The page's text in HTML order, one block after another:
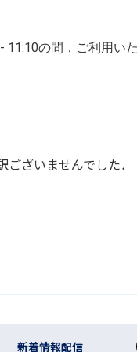
の間，ご利用い
ざいませんでした．
新着情報配信